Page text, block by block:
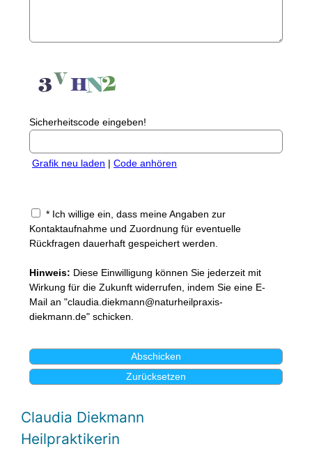
Sicherheitscode eingeben!
Grafik neu laden | Code anhören
* Ich willige ein, dass meine Angaben zur
Kontaktaufnahme und Zuordnung für eventuelle
Rückfragen dauerhaft gespeichert werden.
Hinweis: Diese Einwilligung können Sie jederzeit mit
Wirkung für die Zukunft widerrufen, indem Sie eine E-
Mail an "claudia.diekmann@naturheilpraxis-
diekmann.de" schicken.
Claudia Diekmann
Heilpraktikerin